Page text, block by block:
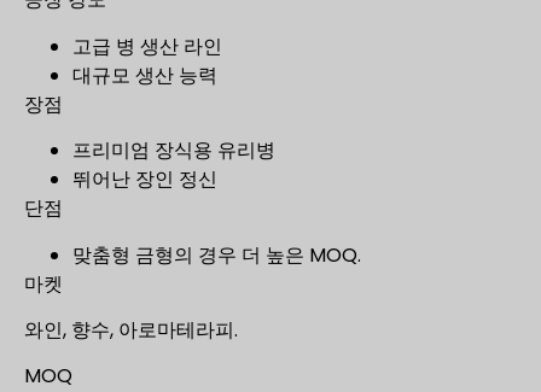
고급 병 생산 라인
대규모 생산 능력
장점
프리미엄 장식용 유리병
뛰어난 장인 정신
단점
맞춤형 금형의 경우 더 높은 MOQ.
마켓
와인, 향수, 아로마테라피.
MOQ